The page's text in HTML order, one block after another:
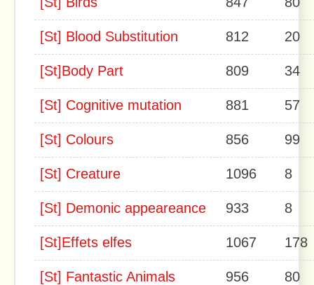
[St] Blood Substitution 812 20
[St]Body Part 809 34
[St] Cognitive mutation 881 57
[St] Colours 856 99
[St] Creature 1096 8
[St] Demonic appeareance 933 8
[St]Effets elfes 1067 178
[St] Fantastic Animals 956 80